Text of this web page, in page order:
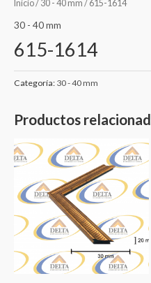
Inicio/ 30 - 40 mm / 615-1614
30 - 40 mm
615-1614
Categoría: 30 - 40 mm
Productos